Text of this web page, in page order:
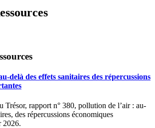
delà des effets sanitaires des répercussions
Trésor, rapport n° 380, pollution de l’air : au-
des répercussions économiques
2026.